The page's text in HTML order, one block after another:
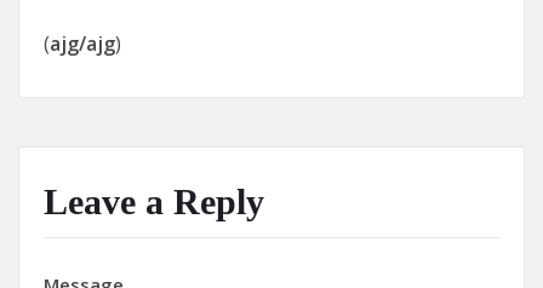
(ajg/ajg)
Leave a Reply